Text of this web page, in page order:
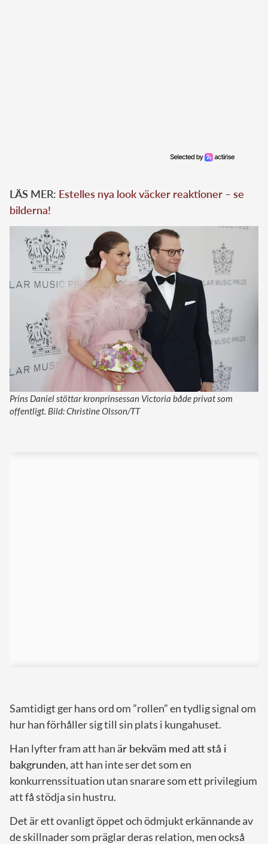
LÄS MER: Estelles nya look väcker reaktioner – se
bilderna!
Prins Daniel stöttar kronprinsessan Victoria både privat som
offentligt. Bild: Christine Olsson/TT
Samtidigt ger hans ord om ”rollen” en tydlig signal om
hur han förhåller sig till sin plats i kungahuset.
Han lyfter fram att hanär bekväm med att stå i
bakgrunden, att han inte ser det som en
konkurrenssituation utan snarare som ett privilegium
att få stödja sin hustru.
Det är ett ovanligt öppet och ödmjukt erkännande av
de skillnader som präglar deras relation, men också